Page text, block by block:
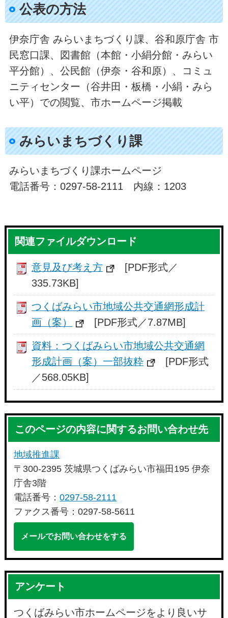
公表の方法
伊奈庁舎 みらいまちづくり課、谷和原庁舎 市
民窓口課、図書館（本館・小絹分館・みらい
平分館）、公民館（伊奈・谷和原）、コミュ
ニティセンター（谷井田・板橋・小絹・みら
い平）での閲覧、市ホームページ掲載
みらいまちづくり課
みらいまちづくり課ホームページ
電話番号：0297-58-2111 内線：1203
関連ファイルダウンロード
意見及び考え方
[PDF形式／
335.73KB]
つくばみらい市地域公共交通網形成計
画（案）
[PDF形式／7.87MB]
資料：つくばみらい市地域公共交通網
形成計画（案）一部抜粋
[PDF形式
／568.05KB]
このページの内容に関するお問い合わせ先
地域推進課
〒300-2395 茨城県つくばみらい市福田195 伊奈
庁舎3階
電話番号：0297-58-2111
ファクス番号：0297-58-5611
メールでお問い合わせをする
アンケート
つくばみらい市ホームページをより良いサ